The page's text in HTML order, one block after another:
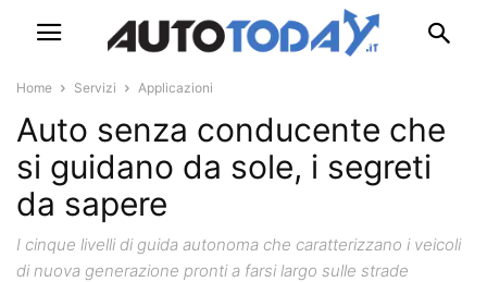
Home Servizi Applicazioni
Auto senza conducente che
si guidano da sole, i segreti
da sapere
I cinque livelli di guida autonoma che caratterizzano i veicoli
di nuova generazione pronti a farsi largo sulle strade